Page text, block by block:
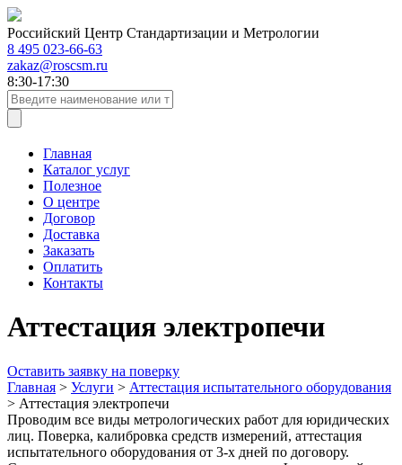
Российский Центр Стандартизации и Метрологии
8 495 023-66-63
zakaz@roscsm.ru
8:30-17:30
Главная
Каталог услуг
Полезное
О центре
Договор
Доставка
Заказать
Оплатить
Контакты
Аттестация электропечи
Оставить заявку на поверку
Главная > Услуги > Аттестация испытательного оборудования
> Аттестация электропечи
Проводим все виды метрологических работ для юридических
лиц. Поверка, калибровка средств измерений, аттестация
испытательного оборудования от 3-х дней по договору.